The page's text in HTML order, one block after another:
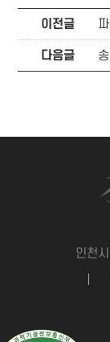
이전글
다음글
인천